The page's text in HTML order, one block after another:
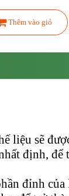
Thêm vào giỏ
liệu sẽ
định, để
đỉnh của